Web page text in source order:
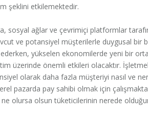
şeklini etkilemektedir.
sosyal ağlar ve çevrimiçi platformlar
ve potansiyel müşterilerle duygusal bir
yükselen ekonomilerde yeni bir orta
üzerinde önemli etkileri olacaktır.
olarak daha fazla müşteriyi nasıl ve
pazarda pay sahibi olmak için
ne olursa olsun tüketicilerinin nerede